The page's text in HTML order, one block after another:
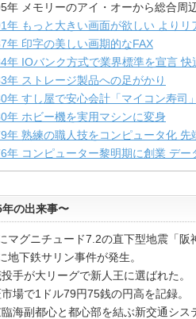
年 メモリーのアイ・オーから総合周
年 もっと大きい画面が欲しい よりリ
年 印字の美しい画期的なFAX
年 IOバンク方式で業界標準を宣言
年 ストレージ製品への足がかり
年 すし屋で安心会計「マイコン寿司
年 ホビー機を実用マシンに変身
年 熟練の職人技をコンピュータ化
年 コンピューター黎明期に創業 デ
の出来事〜
マグニチュード7.2の直下型地震「阪
地下鉄サリン事件が発生。
投手が大リーグで新人王に選ばれた。
市場で1ドル79円75銭の円高を記録。
臨海副都心と都心部を結ぶ新交通シス